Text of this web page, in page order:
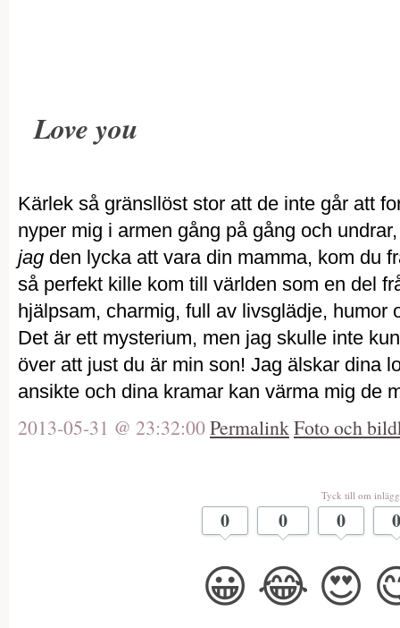
Love you
Kärlek så gränsllöst stor att de inte går att
nyper mig i armen gång på gång och
jag den lycka att vara din mamma, kom du
så perfekt kille kom till världen som en del
hjälpsam, charmig, full av livsglädje, humor
Det är ett mysterium, men jag skulle inte
över att just du är min son! Jag älskar dina
ansikte och dina kramar kan värma mig de
2013-05-31 @ 23:32:00PermalinkFoto och
Tyck till om
0
😀
0
😂
0
😍
0